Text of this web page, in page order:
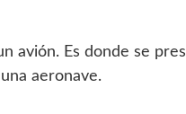
avión. Es donde se
aeronave.